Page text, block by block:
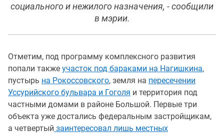
социального и нежилого назначения, - сообщили
в мэрии.
Отметим, под программу комплексного развития
попали также участок под бараками на Нагишкина,
пустырь на Рокоссовского, земля на пересечении
Уссурийского бульвара и Гоголя и территория под
частными домами в районе Большой. Первые три
объекта уже достались федеральным застройщикам,
а четвертый заинтересовал лишь местных